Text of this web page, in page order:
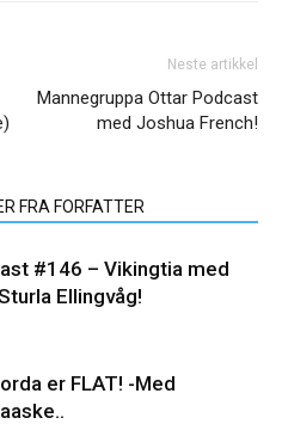
Neste artikkel
Mannegruppa Ottar Podcast
med Joshua French!
FRA FORFATTER
#146 – Vikingtia med
Ellingvåg!
er FLAT! -Med